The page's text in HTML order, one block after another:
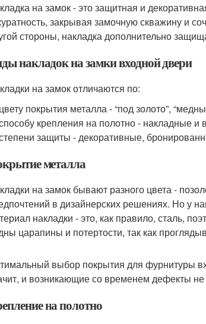
на замок - это защитная и
закрывая замочную скважину и
стороны, накладка дополнительно
накладок на замки входной двери
на замок отличаются по:
цвету покрытия металла - “под золото”,
крепления на полотно - накладные и
защиты - декоративные,
металла
на замок бывают разного цвета -
в дизайнерских решениях. Но у
накладки - это, как правило, сталь,
царапины и потертости, так как
выбор покрытия для фурнитуры
и возникающие со временем дефекты не
на полотно